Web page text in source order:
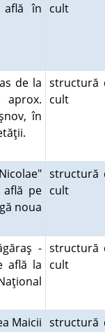
află în cult
de la
aprox.
în
structură
cult
află pe
noua
structură
cult
-
află la
structură
cult
Maicii structură